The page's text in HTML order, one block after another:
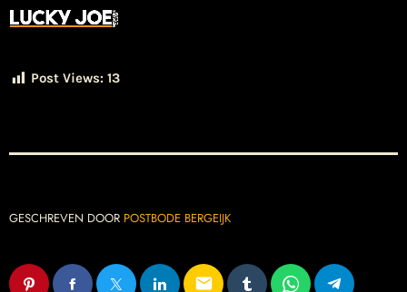
Post Views: 13
GESCHREVEN DOOR POSTBODE BERGEIJK
email